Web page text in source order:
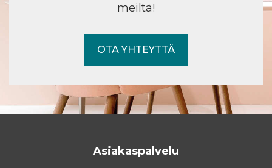
meiltä!
OTA YHTEYTTÄ
Asiakaspalvelu